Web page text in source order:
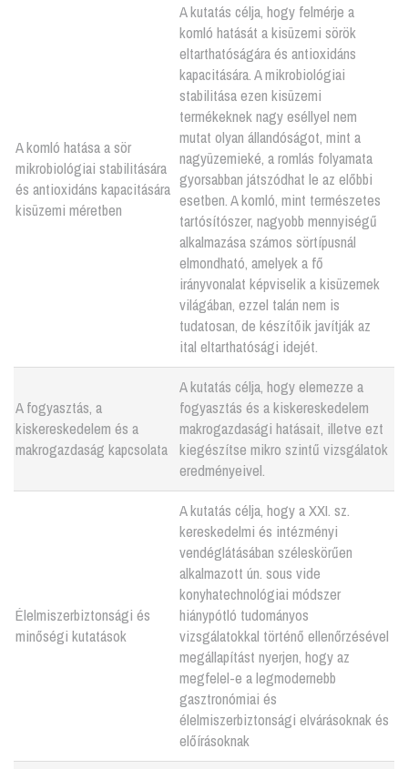
A komló hatása a sör
mikrobiológiai stabilitására
és antioxidáns kapacitására
kisüzemi méretben
A kutatás célja, hogy felmérje a
komló hatását a kisüzemi sörök
eltarthatóságára és antioxidáns
kapacitására. A mikrobiológiai
stabilitása ezen kisüzemi
termékeknek nagy eséllyel nem
mutat olyan állandóságot, mint a
nagyüzemieké, a romlás folyamata
gyorsabban játszódhat le az előbbi
esetben. A komló, mint természetes
tartósítószer, nagyobb mennyiségű
alkalmazása számos sörtípusnál
elmondható, amelyek a fő
irányvonalat képviselik a kisüzemek
világában, ezzel talán nem is
tudatosan, de készítőik javítják az
ital eltarthatósági idejét.
A fogyasztás, a
kiskereskedelem és a
makrogazdaság kapcsolata
A kutatás célja, hogy elemezze a
fogyasztás és a kiskereskedelem
makrogazdasági hatásait, illetve ezt
kiegészítse mikro szintű vizsgálatok
eredményeivel.
Élelmiszerbiztonsági és
minőségi kutatások
A kutatás célja, hogy a XXI. sz.
kereskedelmi és intézményi
vendéglátásában széleskörűen
alkalmazott ún. sous vide
konyhatechnológiai módszer
hiánypótló tudományos
vizsgálatokkal történő ellenőrzésével
megállapítást nyerjen, hogy az
megfelel-e a legmodernebb
gasztronómiai és
élelmiszerbiztonsági elvárásoknak és
előírásoknak